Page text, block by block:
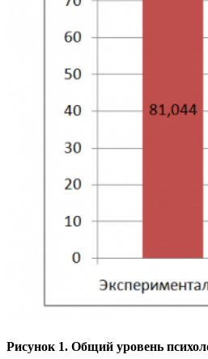
Рисунок 1. Общий уровень